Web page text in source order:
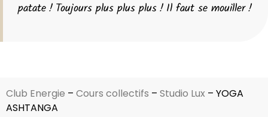
patate ! Toujours plus plus plus ! Il faut se mouiller !
Club Energie – Cours collectifs – Studio Lux – YOGA
ASHTANGA